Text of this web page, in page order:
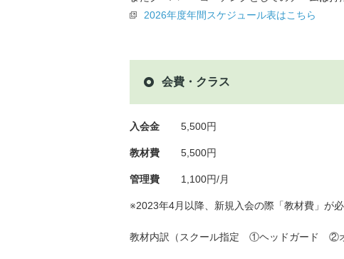
2026年度年間スケジュール表はこちら
会費・クラス
入会金 5,500円
教材費 5,500円
管理費 1,100円/月
※2023年4月以降、新規入会の際「教材費」が必
教材内訳（スクール指定 ①ヘッドガード ②オ